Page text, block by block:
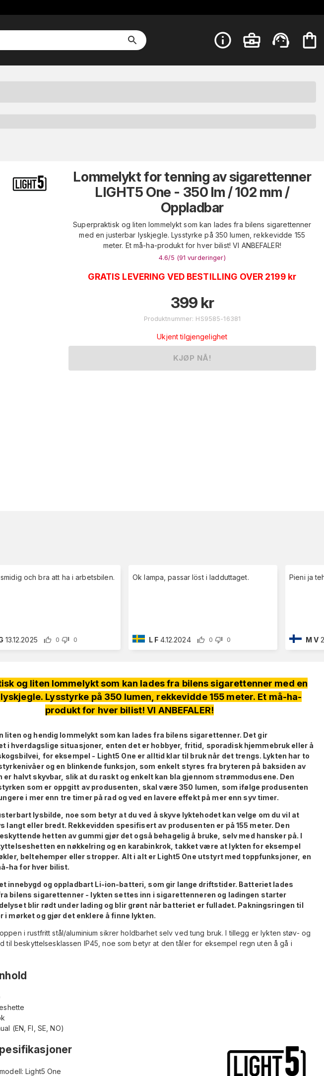
Lommelykt for tenning av sigarettenner
LIGHT5 One - 350 lm / 102 mm /
Oppladbar
Superpraktisk og liten lommelykt som kan lades fra bilens sigarettenner
med en justerbar lyskjegle. Lysstyrke på 350 lumen, rekkevidde 155
meter. Et må-ha-produkt for hver bilist! VI ANBEFALER!
4.6/5 (91 vurderinger)
GRATIS LEVERING VED BESTILLING OVER 2199 kr
399 kr
Produktnummer: HS9585-16381
Ukjent tilgjengelighet
KJØP NÅ!
och bra att ha i arbetsbilen.
13.12.2025 0 0
Ok lampa, passar löst i ladduttaget.
L F 4.12.2024 0 0
Pieni ja
M V
og liten lommelykt som kan lades fra bilens sigarettenner med en
Lysstyrke på 350 lumen, rekkevidde 155 meter. Et må-ha-
produkt for hver bilist! VI ANBEFALER!
liten og hendig lommelykt som kan lades fra bilens sigarettenner. Det gir
i hverdagslige situasjoner, enten det er hobbyer, fritid, sporadisk hjemmebruk eller å
for eksempel - Light5 One er alltid klar til bruk når det trengs. Lykten har to
og en blinkende funksjon, som enkelt styres fra bryteren på baksiden av
er halvt skyvbar, slik at du raskt og enkelt kan bla gjennom strømmodusene. Den
som er oppgitt av produsenten, skal være 350 lumen, som ifølge produsenten
i mer enn tre timer på rad og ved en lavere effekt på mer enn syv timer.
lysbilde, noe som betyr at du ved å skyve lyktehodet kan velge om du vil at
langt eller bredt. Rekkevidden spesifisert av produsenten er på 155 meter. Den
hetten av gummi gjør det også behagelig å bruke, selv med hansker på. I
en nøkkelring og en karabinkrok, takket være at lykten for eksempel
beltehemper eller stropper. Alt i alt er Light5 One utstyrt med toppfunksjoner, en
ha for hver bilist.
innebygd og oppladbart Li-ion-batteri, som gir lange driftstider. Batteriet lades
bilens sigarettenner - lykten settes inn i sigarettenneren og ladingen starter
blir rødt under lading og blir grønt når batteriet er fulladet. Pakningsringen til
i mørket og gjør det enklere å finne lykten.
i rustfritt stål/aluminium sikrer holdbarhet selv ved tung bruk. I tillegg er lykten støv- og
til beskyttelsesklassen IP45, noe som betyr at den tåler for eksempel regn uten å gå i
(EN, FI, SE, NO)
Light5 One